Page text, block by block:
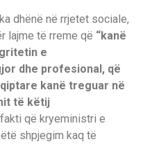
dhënë në rrjetet sociale,
lajme të rreme që “kanë
e
dhe profesional, që
kanë treguar në
të këtij
që kryeministri e
shpjegim kaq të